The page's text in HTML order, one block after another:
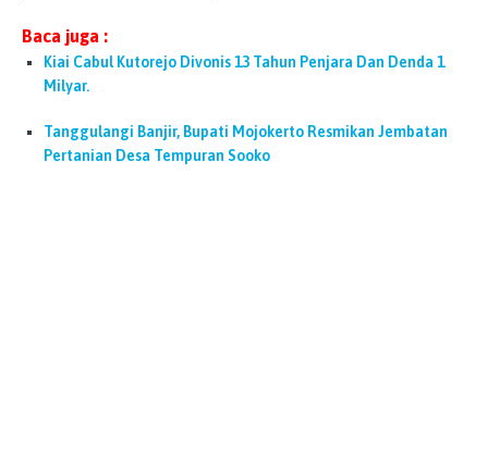
Baca juga :
Kiai Cabul Kutorejo Divonis 13 Tahun Penjara Dan Denda 1
Milyar.
Tanggulangi Banjir, Bupati Mojokerto Resmikan Jembatan
Pertanian Desa Tempuran Sooko